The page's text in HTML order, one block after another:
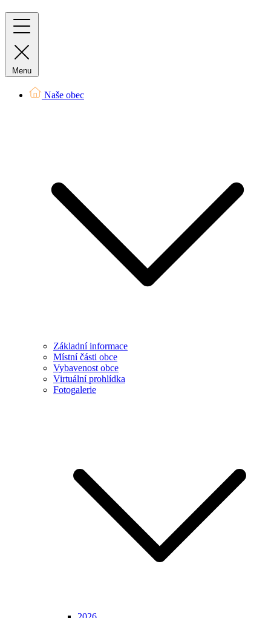
Menu
Naše obec
Základní informace
Místní části obce
Vybavenost obce
Virtuální prohlídka
Fotogalerie